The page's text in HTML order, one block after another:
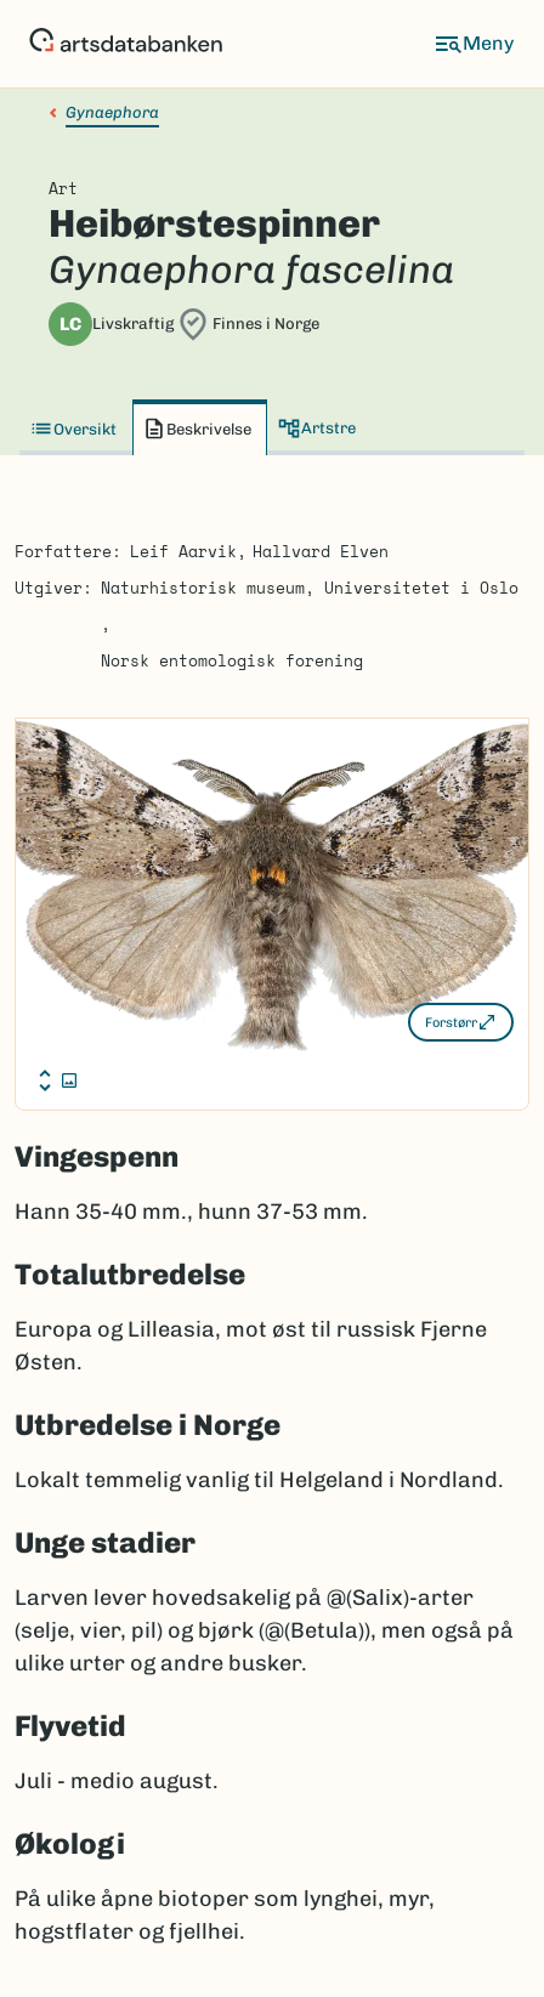
Gynaephora
Art
Heibørstespinner
Gynaephora fascelina
LC Livskraftig Finnes i Norge
Oversikt Beskrivelse Artstre
Forfattere Leif Aarvik
Hallvard Elven
Utgiver
Naturhistorisk museum, Universitetet i Oslo
Norsk entomologisk forening
Forstørr
Vingespenn
Hann 35-40 mm., hunn 37-53 mm.
Totalutbredelse
Europa og Lilleasia, mot øst til russisk Fjerne
Østen.
Utbredelse i Norge
Lokalt temmelig vanlig til Helgeland i Nordland.
Unge stadier
Larven lever hovedsakelig på @(Salix)-arter
(selje, vier, pil) og bjørk (@(Betula)), men også på
ulike urter og andre busker.
Flyvetid
Juli - medio august.
Økologi
På ulike åpne biotoper som lynghei, myr,
hogstflater og fjellhei.